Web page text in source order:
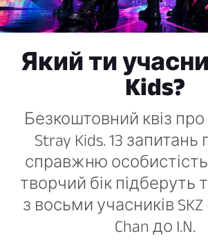
Який ти
Kids?
Безкоштовний квіз про
Stray Kids. 13
справжню
творчий бік підберуть
з восьми учасників
Chan до I.N.